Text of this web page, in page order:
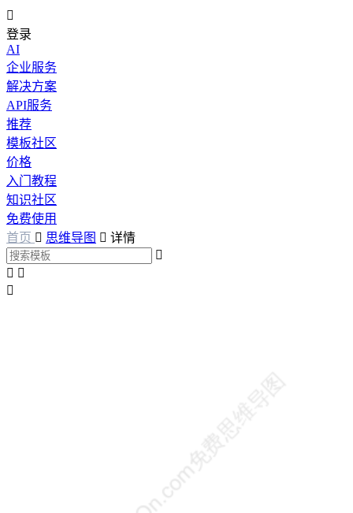

登录
AI
企业服务
解决方案
API服务
推荐
模板社区
价格
入门教程
知识社区
免费使用
首页  思维导图  详情

 
